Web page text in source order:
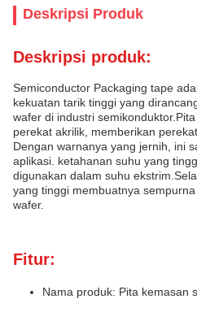
Deskripsi Produk
Deskripsi produk:
Semiconductor Packaging tape
kekuatan tarik tinggi yang
wafer di industri
perekat akrilik, memberikan
Dengan warnanya yang jernih, ini
aplikasi. ketahanan suhu yang
digunakan dalam suhu
yang tinggi membuatnya
wafer.
Fitur:
Nama produk: Pita kemasan